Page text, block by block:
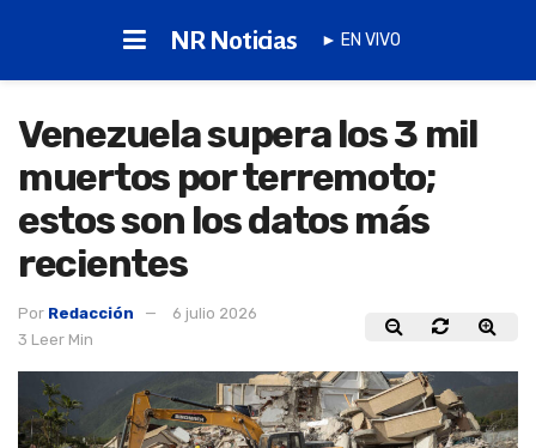
NR Noticias ► EN VIVO
Venezuela supera los 3 mil
muertos por terremoto;
estos son los datos más
recientes
Por Redacción
6 julio 2026
3 Leer Min